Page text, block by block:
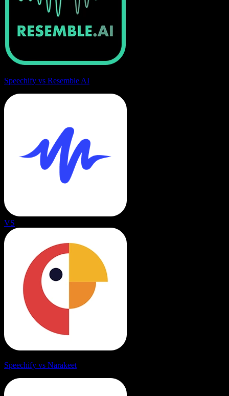
Speechify vs Resemble AI
VS
Speechify vs Narakeet